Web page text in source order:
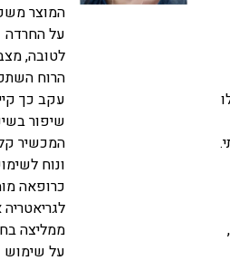
המוצר
על החרדה
לטובה,
הרוח
עקב כך
שיפור
המכשיר
ונוח
כרופאה
לגריאטריה
ממליצה
על שימוש